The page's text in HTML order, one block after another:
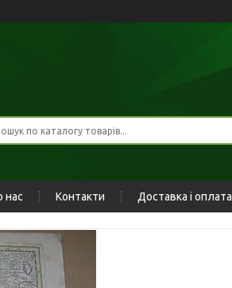
нас Контакти Доставка і оплата